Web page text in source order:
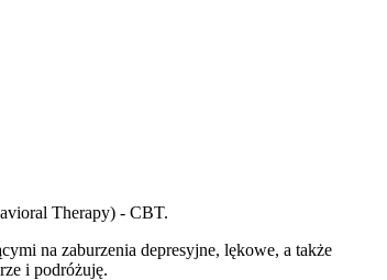
Therapy) - CBT.
na zaburzenia depresyjne, lękowe, a także
i podróżuję.